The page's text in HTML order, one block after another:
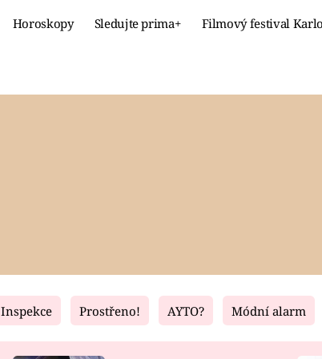
Horoskopy Sledujte prima+ Filmový festival
Fresh Living
Inspekce Prostřeno! AYTO? Módní alarm